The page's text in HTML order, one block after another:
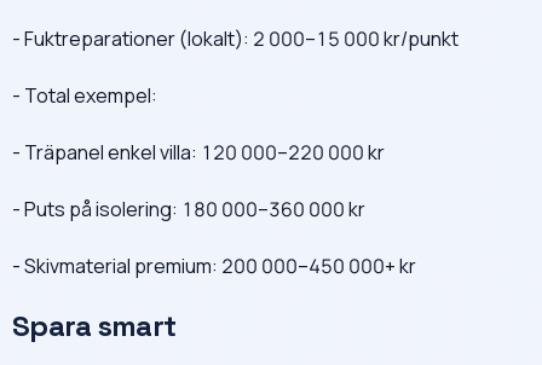
- Fuktreparationer (lokalt): 2 000–15 000 kr/punkt
- Total exempel:
- Träpanel enkel villa: 120 000–220 000 kr
- Puts på isolering: 180 000–360 000 kr
- Skivmaterial premium: 200 000–450 000+ kr
Spara smart